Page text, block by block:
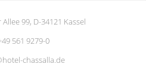
99, D-34121 Kassel
561 9279-0
chassalla.de